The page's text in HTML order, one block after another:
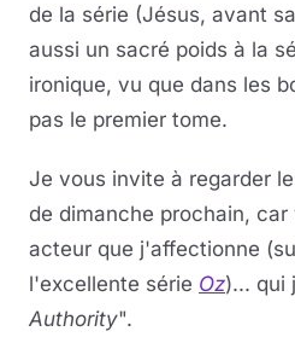
de la série (Jésus, avant
aussi un sacré poids à la
ironique, vu que dans les
pas le premier tome.
Je vous invite à regarder le
de dimanche prochain,
acteur que j'affectionne
l'excellente série Oz)... qui
Authority".